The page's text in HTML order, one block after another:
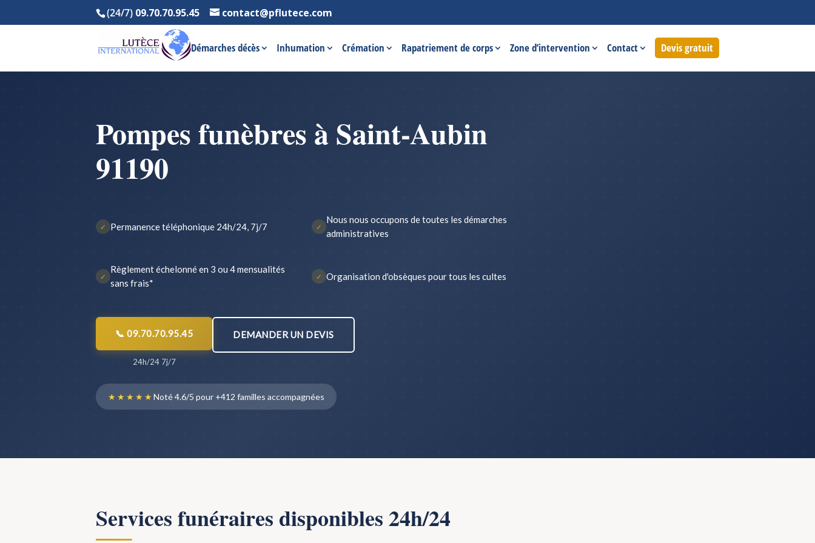
(24/7) 09.70.70.95.45 contact@pflutece.com
Démarches décès Inhumation Crémation Rapatriement de corps Zone d’intervention Contact Devis gratuit
Pompes funèbres à Saint-Aubin
91190
✓ Permanence téléphonique 24h/24, 7j/7 ✓
Nous nous occupons de toutes les démarches
administratives
✓
Règlement échelonné en 3 ou 4 mensualités
sans frais*
✓ Organisation d'obsèques pour tous les cultes
📞 09.70.70.95.45
24h/24 7j/7
DEMANDER UN DEVIS
★★★★★Noté 4.6/5 pour +412 familles accompagnées
Services funéraires disponibles 24h/24